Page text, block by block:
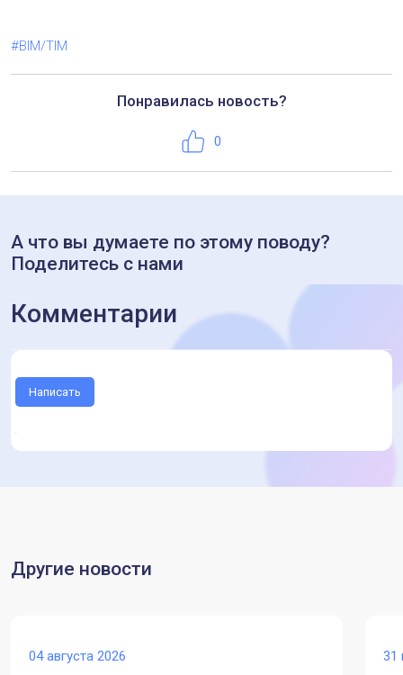
#BIM/TIM
Понравилась новость?
Нравится
0
А что вы думаете по этому поводу?
Поделитесь с нами
Комментарии
Написать
Другие новости
04 августа 2026 31